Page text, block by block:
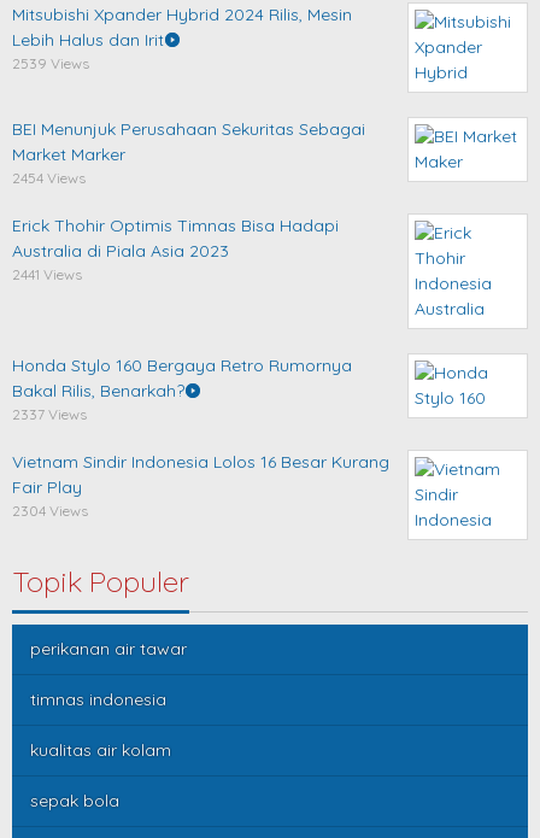
Mitsubishi Xpander Hybrid 2024 Rilis, Mesin
Lebih Halus dan Irit
2539 Views
BEI Menunjuk Perusahaan Sekuritas Sebagai
Market Marker
2454 Views
Erick Thohir Optimis Timnas Bisa Hadapi
Australia di Piala Asia 2023
2441 Views
Honda Stylo 160 Bergaya Retro Rumornya
Bakal Rilis, Benarkah?
2337 Views
Vietnam Sindir Indonesia Lolos 16 Besar Kurang
Fair Play
2304 Views
Topik Populer
perikanan air tawar
timnas indonesia
kualitas air kolam
sepak bola